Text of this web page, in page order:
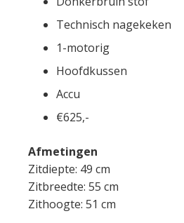
Technisch nagekeken
1-motorig
Hoofdkussen
Accu
€625,-
Afmetingen
Zitdiepte: 49 cm
Zitbreedte: 55 cm
Zithoogte: 51 cm